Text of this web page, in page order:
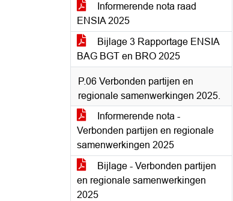
Informerende nota raad
ENSIA 2025
Bijlage 3 Rapportage ENSIA
BAG BGT en BRO 2025
P.06 Verbonden partijen en
regionale samenwerkingen 2025.
Informerende nota -
Verbonden partijen en regionale
samenwerkingen 2025
Bijlage - Verbonden partijen
en regionale samenwerkingen
2025